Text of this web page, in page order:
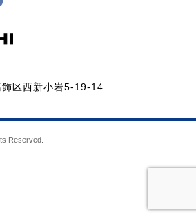
区西新小岩5-19-14
Reserved.